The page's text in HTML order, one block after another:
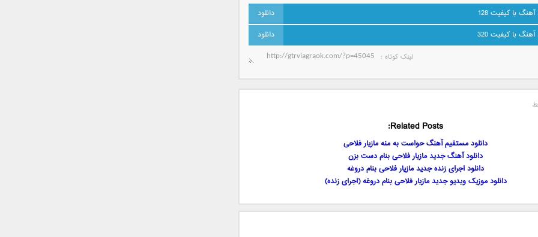
آهنگ با کیفیت 128
آهنگ با کیفیت 320
لینک کوتاه‌ :
Related Posts:
دانلود مستقیم آهنگ حواست به منه مازیار فلاحی
دانلود آهنگ جدید مازیار فلاحی بنام دست بزن
دانلود اجرای زنده جدید مازیار فلاحی بنام دروغه
دانلود موزیک ویدیو جدید مازیار فلاحی بنام دروغه (اجرای زنده)